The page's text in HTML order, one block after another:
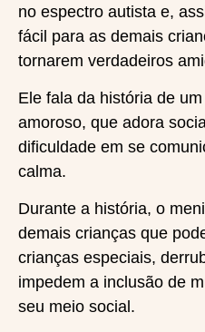
no espectro autista e,
fácil para as demais
tornarem verdadeiros
Ele fala da história de
amoroso, que adora
dificuldade em se
calma.
Durante a história, o
demais crianças que
crianças especiais,
impedem a inclusão de
seu meio social.